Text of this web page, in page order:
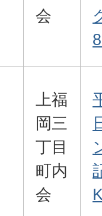
会
上福
岡三
丁目
町内
会